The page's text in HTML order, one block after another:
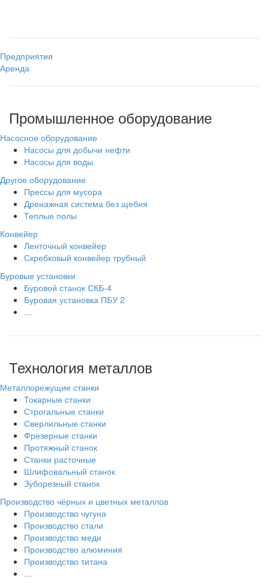
Предприятия
Аренда
Промышленное оборудование
Насосное оборудование
Насосы для добычи нефти
Насосы для воды
Другое оборудование
Прессы для мусора
Дренажная система без щебня
Теплые полы
Конвейер
Ленточный конвейер
Скребковый конвейер трубный
Буровые установки
Буровой станок СКБ-4
Буровая установка ПБУ 2
...
Технология металлов
Металлорежущие станки
Токарные станки
Строгальные станки
Сверлильные станки
Фрезерные станки
Протяжный станок
Станки расточные
Шлифовальный станок
Зуборезный станок
Производство чёрных и цветных металлов
Производство чугуна
Производство стали
Производство меди
Производство алюминия
Производство титана
...